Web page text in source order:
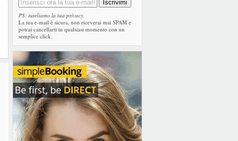
PS: tuteliamo la tua privacy.
La tua e-mail è sicura, non riceverai mai SPAM e
potrai cancellarti in qualsiasi momento con un
semplice click.